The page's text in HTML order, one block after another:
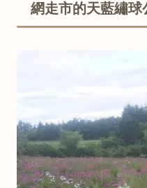
網走市的天藍繡